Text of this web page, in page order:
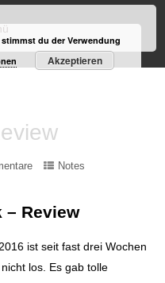
Notes
– Review
ist seit fast drei Wochen
los. Es gab tolle
du der Verwendung
Akzeptieren